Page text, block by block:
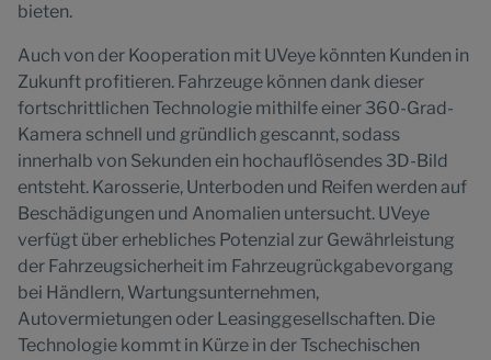
bieten.
Auch von der Kooperation mit UVeye könnten Kunden in
Zukunft profitieren. Fahrzeuge können dank dieser
fortschrittlichen Technologie mithilfe einer 360-Grad-
Kamera schnell und gründlich gescannt, sodass
innerhalb von Sekunden ein hochauflösendes 3D-Bild
entsteht. Karosserie, Unterboden und Reifen werden auf
Beschädigungen und Anomalien untersucht. UVeye
verfügt über erhebliches Potenzial zur Gewährleistung
der Fahrzeugsicherheit im Fahrzeugrückgabevorgang
bei Händlern, Wartungsunternehmen,
Autovermietungen oder Leasinggesellschaften. Die
Technologie kommt in Kürze in der Tschechischen